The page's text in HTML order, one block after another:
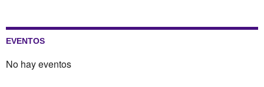
EVENTOS
No hay eventos